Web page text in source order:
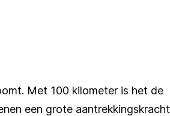
Met 100 kilometer is het de
een grote aantrekkingskracht